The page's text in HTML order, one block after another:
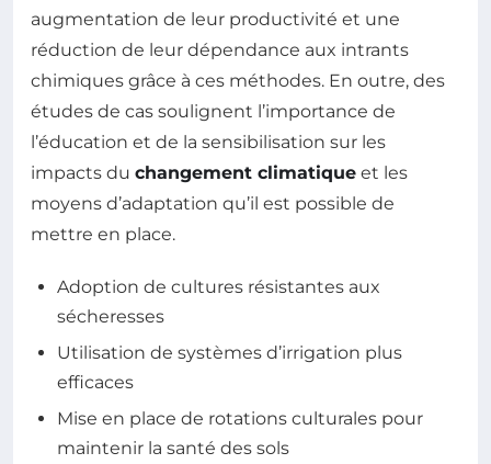
augmentation de leur productivité et une
réduction de leur dépendance aux intrants
chimiques grâce à ces méthodes. En outre, des
études de cas soulignent l’importance de
l’éducation et de la sensibilisation sur les
impacts du changement climatique et les
moyens d’adaptation qu’il est possible de
mettre en place.
Adoption de cultures résistantes aux
sécheresses
Utilisation de systèmes d’irrigation plus
efficaces
Mise en place de rotations culturales pour
maintenir la santé des sols